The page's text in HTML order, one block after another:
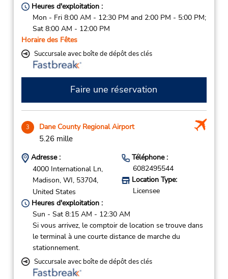
Heures d'exploitation :
Mon - Fri 8:00 AM - 12:30 PM and 2:00 PM - 5:00 PM;
Sat 8:00 AM - 12:00 PM
Horaire des Fêtes
Succursale avec boîte de dépôt des clés
Faire une réservation
3 Dane County Regional Airport
5.26 mille
Adresse :
4000 International Ln,
Madison, WI, 53704,
United States
Téléphone :
6082495544
Location Type:
Licensee
Heures d'exploitation :
Sun - Sat 8:15 AM - 12:30 AM
Si vous arrivez, le comptoir de location se trouve dans
le terminal à une courte distance de marche du
stationnement.
Succursale avec boîte de dépôt des clés